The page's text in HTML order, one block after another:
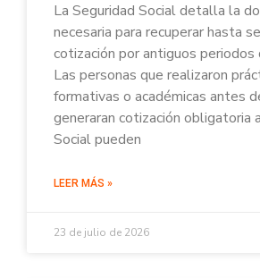
La Seguridad Social detalla la
necesaria para recuperar hasta
cotización por antiguos periodos
Las personas que realizaron
formativas o académicas antes
generaran cotización obligatoria
Social pueden
LEER MÁS »
23 de julio de 2026